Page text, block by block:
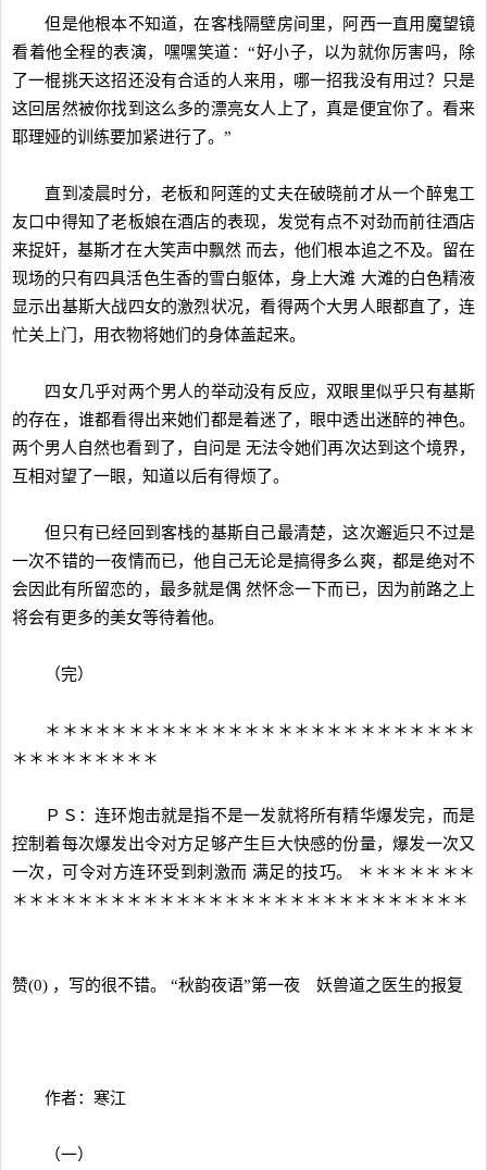
但是他根本不知道，在客栈隔壁房间里，阿西一直用魔望镜
看着他全程的表演，嘿嘿笑道：“好小子，以为就你厉害吗，除
了一棍挑天这招还没有合适的人来用，哪一招我没有用过？只是
这回居然被你找到这么多的漂亮女人上了，真是便宜你了。看来
耶理娅的训练要加紧进行了。”
直到凌晨时分，老板和阿莲的丈夫在破晓前才从一个醉鬼工
友口中得知了老板娘在酒店的表现，发觉有点不对劲而前往酒店
来捉奸，基斯才在大笑声中飘然 而去，他们根本追之不及。留在
现场的只有四具活色生香的雪白躯体，身上大滩 大滩的白色精液
显示出基斯大战四女的激烈状况，看得两个大男人眼都直了，连
忙关上门，用衣物将她们的身体盖起来。
四女几乎对两个男人的举动没有反应，双眼里似乎只有基斯
的存在，谁都看得出来她们都是着迷了，眼中透出迷醉的神色。
两个男人自然也看到了，自问是 无法令她们再次达到这个境界，
互相对望了一眼，知道以后有得烦了。
但只有已经回到客栈的基斯自己最清楚，这次邂逅只不过是
一次不错的一夜情而已，他自己无论是搞得多么爽，都是绝对不
会因此有所留恋的，最多就是偶 然怀念一下而已，因为前路之上
将会有更多的美女等待着他。
（完）
＊＊＊＊＊＊＊＊＊＊＊＊＊＊＊＊＊＊＊＊＊＊＊＊＊＊
＊＊＊＊＊＊＊＊＊
ＰＳ：连环炮击就是指不是一发就将所有精华爆发完，而是
控制着每次爆发出令对方足够产生巨大快感的份量，爆发一次又
一次，可令对方连环受到刺激而 满足的技巧。 ＊＊＊＊＊＊＊
＊＊＊＊＊＊＊＊＊＊＊＊＊＊＊＊＊＊＊＊＊＊＊＊＊＊＊＊
赞(0) ，写的很不错。 “秋韵夜语”第一夜 妖兽道之医生的报复
作者：寒江
（一）